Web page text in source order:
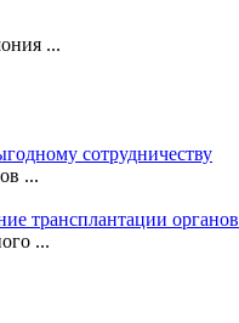
...
сотрудничеству
...
трансплантации органов
...